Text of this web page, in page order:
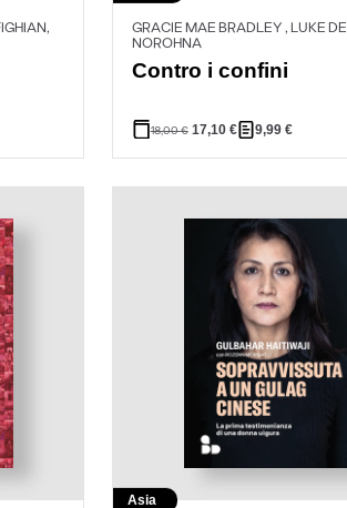
GRACIE MAE BRADLEY , LUKE DE
NOROHNA
Contro i confini
18,00€ 17,10 € 9,99€
Asia